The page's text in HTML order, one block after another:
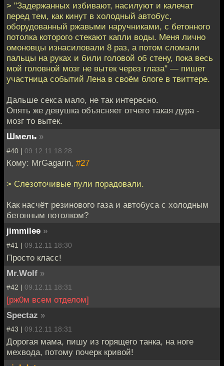
> "Задержанных избивают, насилуют и калечат
перед тем, как кинут в холодный автобус,
оборудованный ржавыми наручниками, с бетонного
потолка которого стекают капли воды. Меня лично
омоновцы изнасиловали 8 раз, а потом сломали
пальцы на руках и били головой об стену, пока весь
мой головной мозг не вытек через глаза" — пишет
участница событий Лена в своём блоге в твиттере.
Дальше секса мало, не так интересно.
Опять же девушка объясняет отчего такая дура -
мозг то вытек.
Шмель »
#40 | 09.12.11 18:28
Кому: MrGagarin, #27
> Слезоточивые пули порадовали.
Как насчёт резинового газа и автобуса с холодным
бетонным потолком?
jimmilee »
#41 | 09.12.11 18:30
Просто класс!
Mr.Wolf »
#42 | 09.12.11 18:31
[рж0м всем отделом]
Spectaz »
#43 | 09.12.11 18:31
Дорогая мама, пишу из горящего танка, на ноге
мехвода, потому почерк кривой!